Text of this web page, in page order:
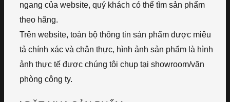
ngang của website, quý khách có thể tìm sản phẩm
theo hãng.
Trên website, toàn bộ thông tin sản phẩm được miêu
tả chính xác và chân thực, hình ảnh sản phẩm là hình
ảnh thực tế được chúng tôi chụp tại showroom/văn
phòng công ty.